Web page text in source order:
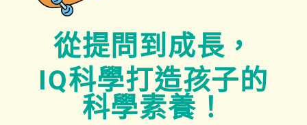
從提問到成長，
IQ科學打造孩子的
科學素養！